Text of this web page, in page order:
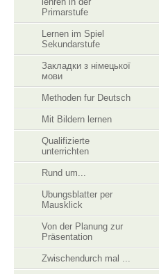
Primarstufe
Lernen im Spiel
Sekundarstufe
Закладки з німецької
мови
Methoden fur Deutsch
Mit Bildern lernen
Qualifizierte
unterrichten
Rund um...
Ubungsblatter per
Mausklick
Von der Planung zur
Präsentation
Zwischendurch mal ...